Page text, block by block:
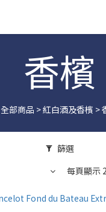
香檳
全部商品 >紅白酒及香檳 >
篩選
每頁顯示